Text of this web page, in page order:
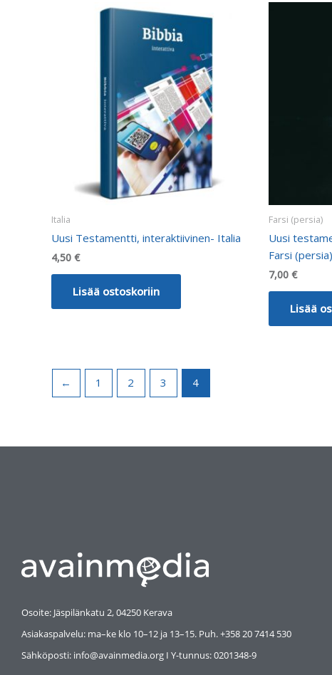
Italia
Uusi Testamentti, interaktiivinen- Italia
4,50 €
Lisää ostoskoriin
Farsi (persia)
Uusi
Farsi (persia)
7,00 €
Lisää
← 1 2 3 4
Osoite: Jäspilänkatu 2, 04250 Kerava
Asiakaspalvelu: ma–ke klo 10–12 ja 13–15. Puh. +358 20 7414 530
Sähköposti: info@avainmedia.org I Y-tunnus:0201348-9